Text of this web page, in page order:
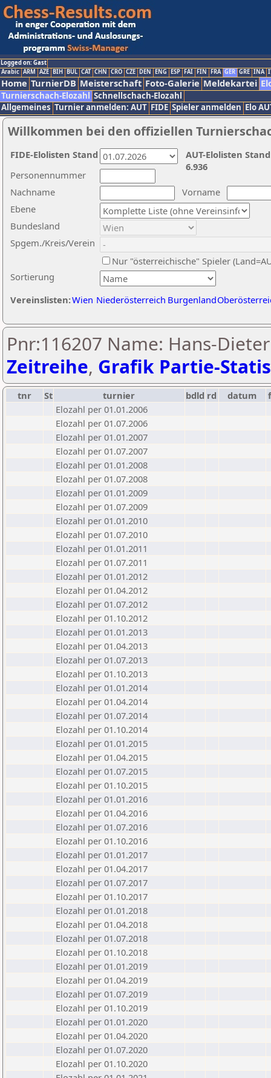
Logged on: Gast
Arabic ARM AZE BIH BUL CAT CHN CRO CZE DEN ENG ESP FAI FIN FRA GER GRE INA
Home TurnierDB Meisterschaft Foto-Galerie Meldekartei
Turnierschach-Elozahl Schnellschach-Elozahl
Allgemeines Turnier anmelden: AUT FIDE Spieler anmelden Elo
Willkommen bei den offiziellen
Nachname
Vorname
Ebene
Sortierung
Personennummer
Bundesland
Spgem./Kreis/Verein
Nur "österreichische" Spieler
Vereinslisten:Wien Niederösterreich Burgenland
AUT-Elolisten
6.936
FIDE-Elolisten Stand
Pnr:116207 Name: Hans-
Zeitreihe, Grafik Partie-
tnr St turnier bdld rd datum
f
Elozahl per 01.01.2006
Elozahl per 01.07.2006
Elozahl per 01.01.2007
Elozahl per 01.07.2007
Elozahl per 01.01.2008
Elozahl per 01.07.2008
Elozahl per 01.01.2009
Elozahl per 01.07.2009
Elozahl per 01.01.2010
Elozahl per 01.07.2010
Elozahl per 01.01.2011
Elozahl per 01.07.2011
Elozahl per 01.01.2012
Elozahl per 01.04.2012
Elozahl per 01.07.2012
Elozahl per 01.10.2012
Elozahl per 01.01.2013
Elozahl per 01.04.2013
Elozahl per 01.07.2013
Elozahl per 01.10.2013
Elozahl per 01.01.2014
Elozahl per 01.04.2014
Elozahl per 01.07.2014
Elozahl per 01.10.2014
Elozahl per 01.01.2015
Elozahl per 01.04.2015
Elozahl per 01.07.2015
Elozahl per 01.10.2015
Elozahl per 01.01.2016
Elozahl per 01.04.2016
Elozahl per 01.07.2016
Elozahl per 01.10.2016
Elozahl per 01.01.2017
Elozahl per 01.04.2017
Elozahl per 01.07.2017
Elozahl per 01.10.2017
Elozahl per 01.01.2018
Elozahl per 01.04.2018
Elozahl per 01.07.2018
Elozahl per 01.10.2018
Elozahl per 01.01.2019
Elozahl per 01.04.2019
Elozahl per 01.07.2019
Elozahl per 01.10.2019
Elozahl per 01.01.2020
Elozahl per 01.04.2020
Elozahl per 01.07.2020
Elozahl per 01.10.2020